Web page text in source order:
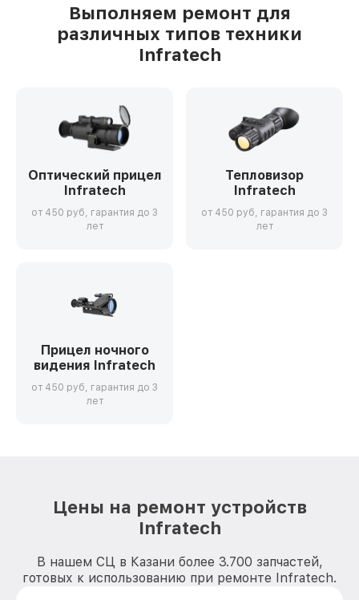
Выполняем ремонт для
различных типов техники
Infratech
Оптический прицел
Infratech
от 450 руб, гарантия до 3
лет
Тепловизор
Infratech
от 450 руб, гарантия до 3
лет
Прицел ночного
видения Infratech
от 450 руб, гарантия до 3
лет
Цены на ремонт устройств
Infratech
В нашем СЦ в Казани более 3.700 запчастей,
готовых к использованию при ремонте Infratech.